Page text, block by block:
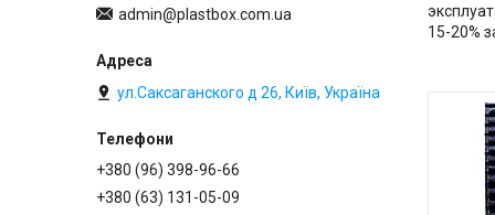
15-20%
admin@plastbox.com.ua
ул.Саксаганского д 26, Київ, Україна
+380 (96) 398-96-66
+380 (63) 131-05-09